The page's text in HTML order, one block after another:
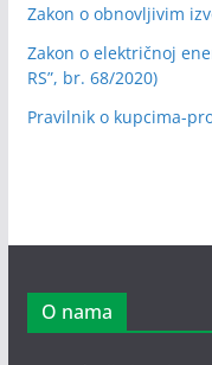
Zakon o obnovljivim
Zakon o električnoj
RS”, br. 68/2020)
Pravilnik o kupcima-
O nama